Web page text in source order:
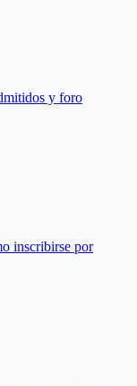
y foro
inscribirse por